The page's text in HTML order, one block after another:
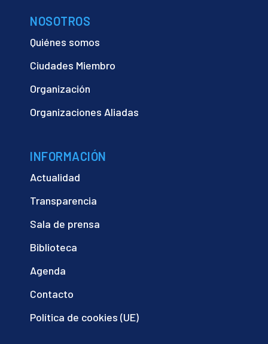
NOSOTROS
Quiénes somos
Ciudades Miembro
Organización
Organizaciones Aliadas
INFORMACIÓN
Actualidad
Transparencia
Sala de prensa
Biblioteca
Agenda
Contacto
Política de cookies (UE)